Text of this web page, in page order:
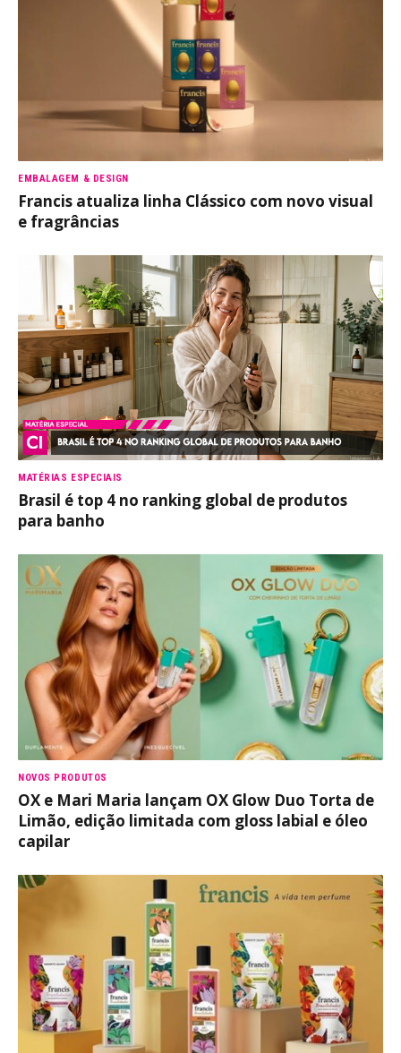
EMBALAGEM & DESIGN
Francis atualiza linha Clássico com novo visual
e fragrâncias
MATÉRIAS ESPECIAIS
Brasil é top 4 no ranking global de produtos
para banho
NOVOS PRODUTOS
OX e Mari Maria lançam OX Glow Duo Torta de
Limão, edição limitada com gloss labial e óleo
capilar